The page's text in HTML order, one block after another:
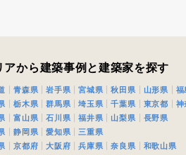
アから建築事例と建築家を探す
青森県 岩手県 宮城県 秋田県 山形県
福
栃木県 群馬県 埼玉県 千葉県 東京都
神
富山県 石川県 福井県 山梨県
長野県
静岡県 愛知県
三重県
京都府 大阪府 兵庫県 奈良県
和歌山県